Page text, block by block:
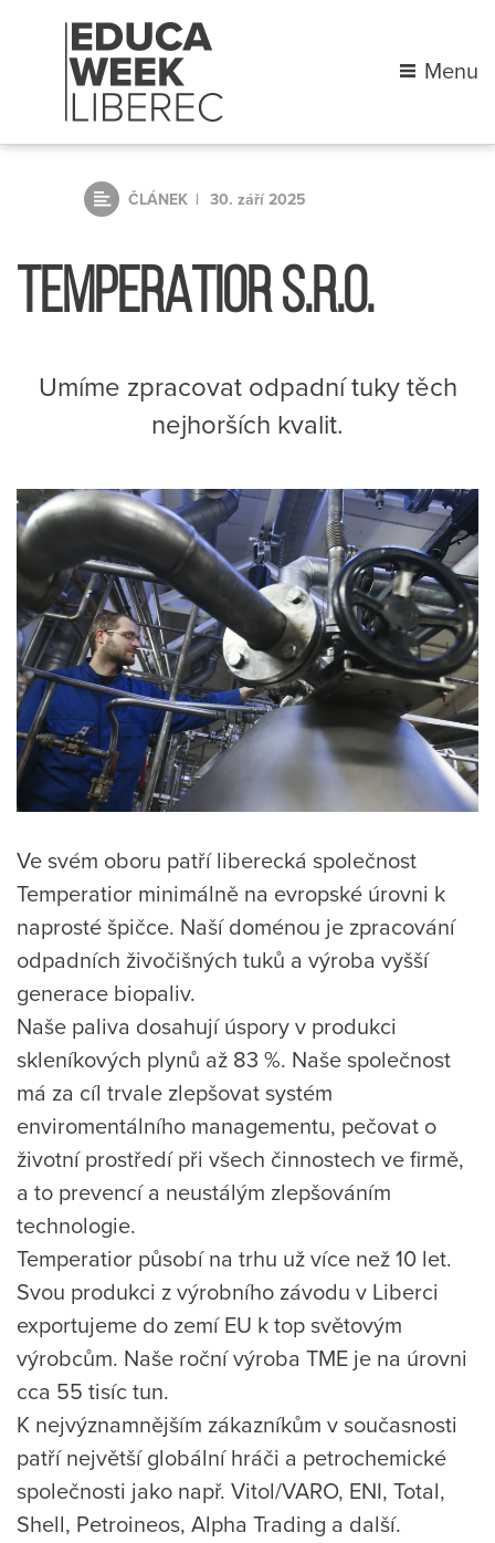
Menu
ČLÁNEK 30. září 2025
TEMPERATIOR S.R.O.
Umíme zpracovat odpadní tuky těch
nejhorších kvalit.
Ve svém oboru patří liberecká společnost
Temperatior minimálně na evropské úrovni k
naprosté špičce. Naší doménou je zpracování
odpadních živočišných tuků a výroba vyšší
generace biopaliv.
Naše paliva dosahují úspory v produkci
skleníkových plynů až 83 %. Naše společnost
má za cíl trvale zlepšovat systém
enviromentálního managementu, pečovat o
životní prostředí při všech činnostech ve firmě,
a to prevencí a neustálým zlepšováním
technologie.
Temperatior působí na trhu už více než 10 let.
Svou produkci z výrobního závodu v Liberci
exportujeme do zemí EU k top světovým
výrobcům. Naše roční výroba TME je na úrovni
cca 55 tisíc tun.
K nejvýznamnějším zákazníkům v současnosti
patří největší globální hráči a petrochemické
společnosti jako např. Vitol/VARO, ENI, Total,
Shell, Petroineos, Alpha Trading a další.